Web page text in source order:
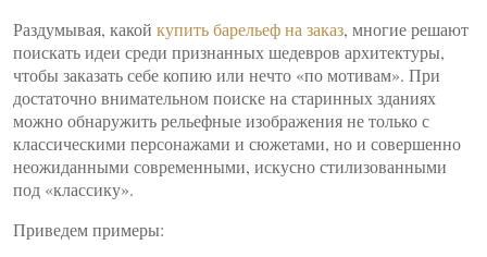
Раздумывая, какой купить барельеф на заказ, многие решают
поискать идеи среди признанных шедевров архитектуры,
чтобы заказать себе копию или нечто «по мотивам». При
достаточно внимательном поиске на старинных зданиях
можно обнаружить рельефные изображения не только с
классическими персонажами и сюжетами, но и совершенно
неожиданными современными, искусно стилизованными
под «классику».
Приведем примеры: